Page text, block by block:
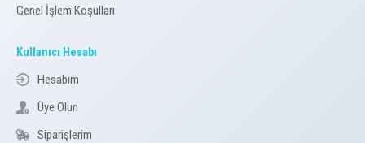
Genel İşlem Koşulları
Kullanıcı Hesabı
Hesabım
Üye Olun
Siparişlerim